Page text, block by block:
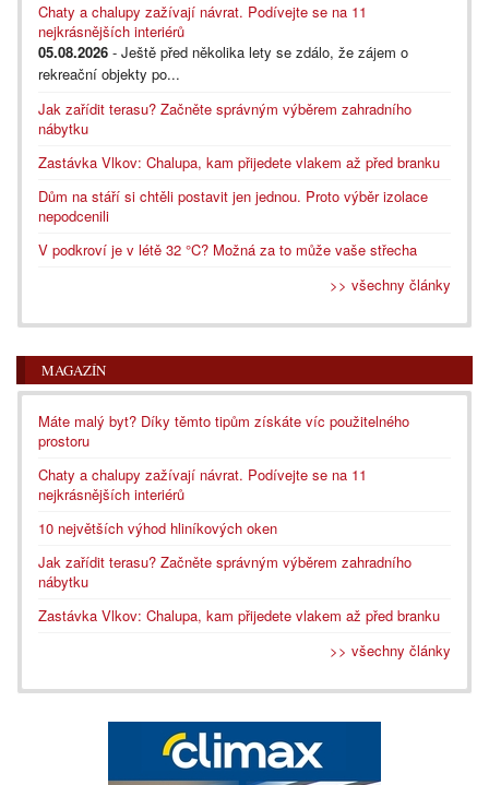
Chaty a chalupy zažívají návrat. Podívejte se na 11
nejkrásnějších interiérů
05.08.2026 - Ještě před několika lety se zdálo, že zájem o
rekreační objekty po...
Jak zařídit terasu? Začněte správným výběrem zahradního
nábytku
Zastávka Vlkov: Chalupa, kam přijedete vlakem až před branku
Dům na stáří si chtěli postavit jen jednou. Proto výběr izolace
nepodcenili
V podkroví je v létě 32 °C? Možná za to může vaše střecha
>> všechny články
MAGAZÍN
Máte malý byt? Díky těmto tipům získáte víc použitelného
prostoru
Chaty a chalupy zažívají návrat. Podívejte se na 11
nejkrásnějších interiérů
10 největších výhod hliníkových oken
Jak zařídit terasu? Začněte správným výběrem zahradního
nábytku
Zastávka Vlkov: Chalupa, kam přijedete vlakem až před branku
>> všechny články